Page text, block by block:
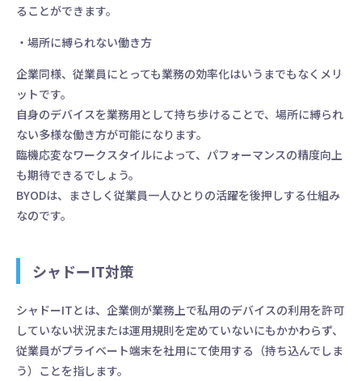
ることができます。
・場所に縛られない働き方
企業同様、従業員にとっても業務の効率化はいうまでもなくメリ
ットです。
自身のデバイスを業務用として持ち歩けることで、場所に縛られ
ない多様な働き方が可能になります。
臨機応変なワークスタイルによって、パフォーマンスの精度向上
も期待できるでしょう。
BYODは、まさしく従業員一人ひとりの活躍を後押しする仕組み
なのです。
シャドーIT対策
シャドーITとは、企業側が業務上で私用のデバイスの利用を許可
していない状況または運用規則を定めていないにもかかわらず、
従業員がプライベート端末を社用にて使用する（持ち込んでしま
う）ことを指します。